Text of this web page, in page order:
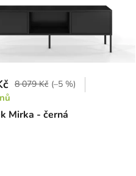
Mirka - černá
8 079 Kč (–5 %)